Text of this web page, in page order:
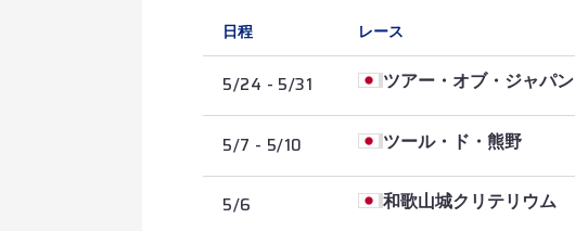
2026/6/9 第1ステージ
日程 レース
5/24 - 5/31 ツアー・オブ・ジャパン
2026/5/31 第8ステージ・東京
2026/5/30 第7ステージ・AMANO相模原
5/7 - 5/10 ツール・ド・熊野
2026/5/10 第4ステージ・太地半島
5/6 和歌山城クリテリウム